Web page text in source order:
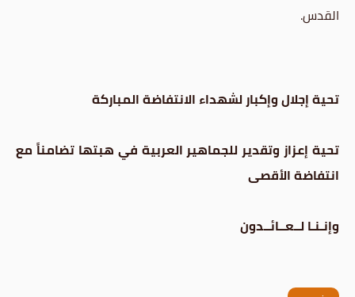
القدس.
تحية إجلال وإكبار لشهداء الانتفاضة المباركة
تحية إعزاز وتقدير للجماهير العربية في هبتها تضامناً مع
انتفاضة الأقصى
وإنـنـا لــعــائــدون